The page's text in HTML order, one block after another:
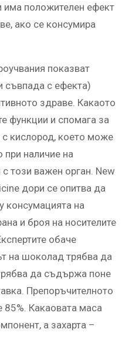
има положителен ефект
ако се консумира
показват
съвпада с ефекта)
здраве. Какаото
функции и спомага за
кислород, което може
наличие на
този важен орган. New
дори се опитва да
консумацията на
и броя на носителите
обаче
на шоколад трябва да
да съдържа поне
Препоръчителното
Какаовата маса
а захарта –